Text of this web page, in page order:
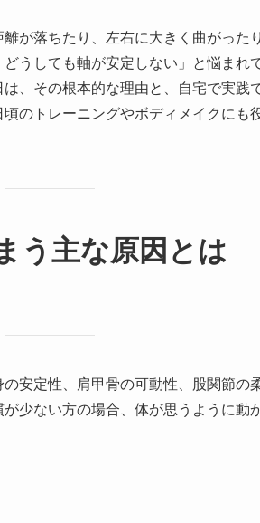
が落ちたり、左右に大きく曲がった
うしても軸が安定しない」と悩まれ
、その根本的な理由と、自宅で実践
のトレーニングやボディメイクにも
う主な原因とは
安定性、肩甲骨の可動性、股関節の
少ない方の場合、体が思うように動